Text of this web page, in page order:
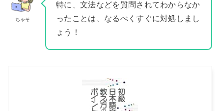
ちゃそ
特に、文法などを質問されてわからなか
ったことは、なるべくすぐに対処しまし
ょう！